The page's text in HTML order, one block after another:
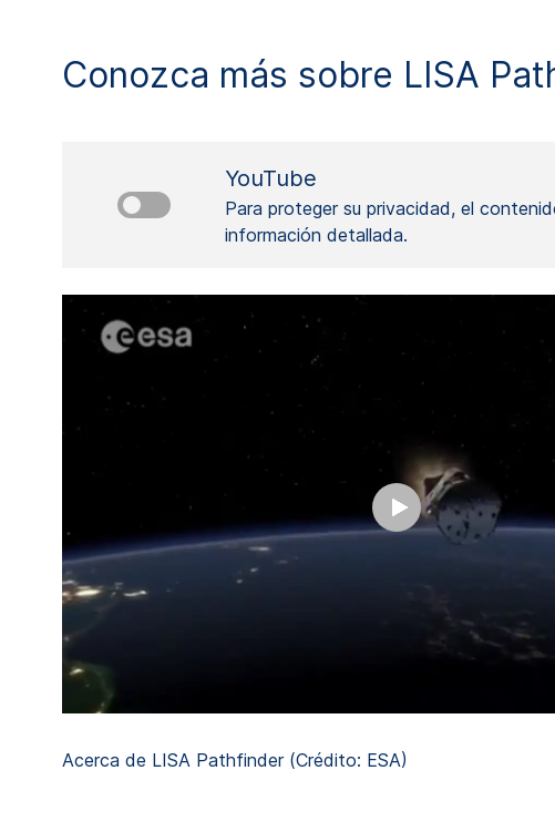
Conozca más sobre LISA
YouTube
Para proteger su privacidad, el
información detallada.
Acerca de LISA Pathfinder (Crédito: ESA)